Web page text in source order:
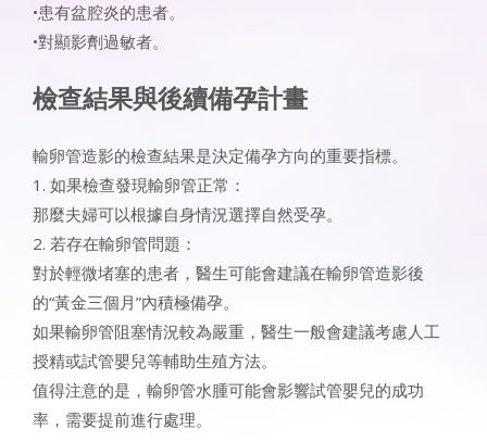
•患有盆腔炎的患者。
•對顯影劑過敏者。
檢查結果與後續備孕計畫
輸卵管造影的檢查結果是決定備孕方向的重要指標。
1. 如果檢查發現輸卵管正常：
那麼夫婦可以根據自身情況選擇自然受孕。
2. 若存在輸卵管問題：
對於輕微堵塞的患者，醫生可能會建議在輸卵管造影後
的“黃金三個月”內積極備孕。
如果輸卵管阻塞情況較為嚴重，醫生一般會建議考慮人工
授精或試管嬰兒等輔助生殖方法。
值得注意的是，輸卵管水腫可能會影響試管嬰兒的成功
率，需要提前進行處理。